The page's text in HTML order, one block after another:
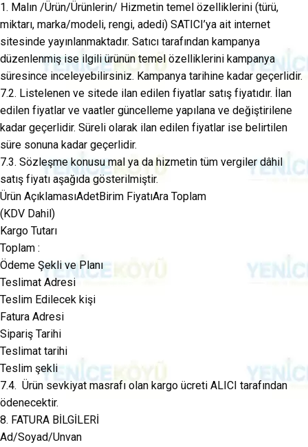
1. Malın /Ürün/Ürünlerin/ Hizmetin temel özelliklerini (türü,
miktarı, marka/modeli, rengi, adedi) SATICI’ya ait internet
sitesinde yayınlanmaktadır. Satıcı tarafından kampanya
düzenlenmiş ise ilgili ürünün temel özelliklerini kampanya
süresince inceleyebilirsiniz. Kampanya tarihine kadar geçerlidir.
7.2. Listelenen ve sitede ilan edilen fiyatlar satış fiyatıdır. İlan
edilen fiyatlar ve vaatler güncelleme yapılana ve değiştirilene
kadar geçerlidir. Süreli olarak ilan edilen fiyatlar ise belirtilen
süre sonuna kadar geçerlidir.
7.3. Sözleşme konusu mal ya da hizmetin tüm vergiler dâhil
satış fiyatı aşağıda gösterilmiştir.
Ürün AçıklamasıAdetBirim FiyatıAra Toplam
(KDV Dahil)
Kargo Tutarı
Toplam :
Ödeme Şekli ve Planı
Teslimat Adresi
Teslim Edilecek kişi
Fatura Adresi
Sipariş Tarihi
Teslimat tarihi
Teslim şekli
7.4. Ürün sevkiyat masrafı olan kargo ücreti ALICI tarafından
ödenecektir.
8. FATURA BİLGİLERİ
Ad/Soyad/Unvan